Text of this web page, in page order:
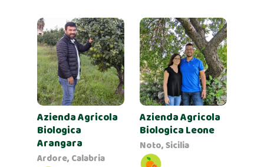
Azienda Agricola
Biologica
Arangara
Ardore, Calabria
Azienda Agricola
Biologica Leone
Noto, Sicilia